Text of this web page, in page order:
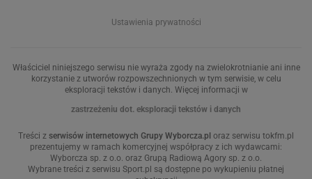
Ustawienia prywatności
Właściciel niniejszego serwisu nie wyraża zgody na zwielokrotnianie ani inne
korzystanie z utworów rozpowszechnionych w tym serwisie, w celu
eksploracji tekstów i danych. Więcej informacji w
zastrzeżeniu dot. eksploracji tekstów i danych
Treści z serwisów internetowych Grupy Wyborcza.pl oraz serwisu tokfm.pl
prezentujemy w ramach komercyjnej współpracy z ich wydawcami:
Wyborcza sp. z o.o. oraz Grupą Radiową Agory sp. z o.o.
Wybrane treści z serwisu Sport.pl są dostępne po wykupieniu płatnej